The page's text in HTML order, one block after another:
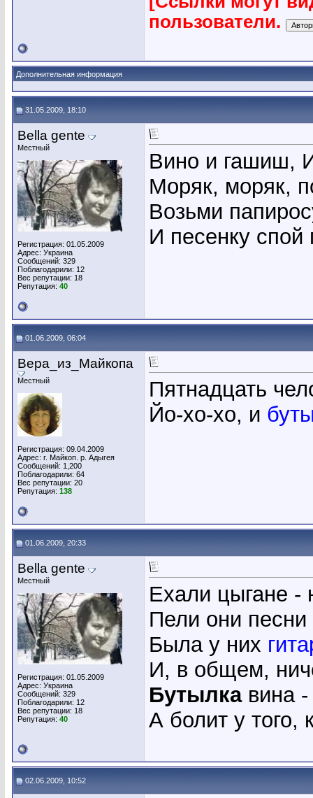
пользователи.
Дополнительная информация
31.05.2009, 18:10
Bella gente
Местный
Регистрация: 01.05.2009
Адрес: Украина
Сообщений: 329
Поблагодарили: 12
Вес репутации: 18
Репутация: 40
Вино и гашиш,
Моряк, моряк,
Возьми
И песенку
01.06.2009, 06:04
Вера_из_Майкопа
Местный
Регистрация: 09.04.2009
Адрес: г. Майкоп. р. Адыгея
Сообщений: 1,200
Поблагодарили: 64
Вес репутации: 20
Репутация: 138
Пятнадцать
Йо-хо-хо, и
01.06.2009, 20:33
Bella gente
Местный
Регистрация: 01.05.2009
Адрес: Украина
Сообщений: 329
Поблагодарили: 12
Вес репутации: 18
Репутация: 40
Ехали цыгане -
Пели они
Была у них
И, в общем,
Бутылкавина -
А болит у того,
02.06.2009, 10:52